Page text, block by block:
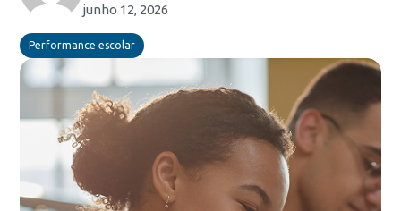
junho 12, 2026
Performance escolar